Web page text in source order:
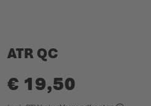
ATR QC
€ 19,50